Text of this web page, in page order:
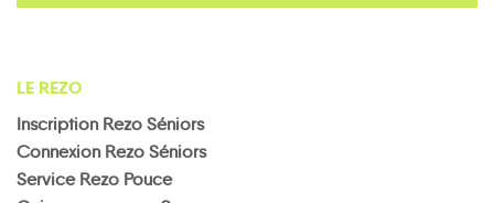
LE REZO
Inscription Rezo Séniors
Connexion Rezo Séniors
Service Rezo Pouce